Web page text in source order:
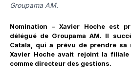
Groupama AM.
Nomination – Xavier Hoche est
délégué de Groupama AM. Il
Catala, qui a prévu de prendre sa
Xavier Hoche avait rejoint la filiale
comme directeur des gestions.